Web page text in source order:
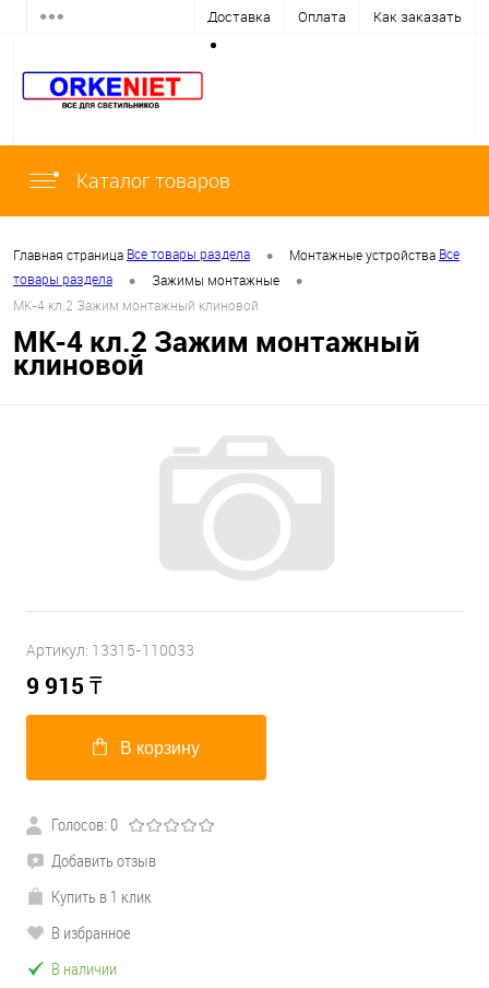
Доставка Оплата Как заказать
Каталог товаров
Главная страница Все товары раздела • Монтажные устройства Все
товары раздела
• Зажимы монтажные •
МК-4 кл.2 Зажим монтажный клиновой
МК-4 кл.2 Зажим монтажный
клиновой
Артикул: 13315-110033
9 915₸
В корзину
Голосов: 0
Добавить отзыв
Купить в 1 клик
В избранное
В наличии